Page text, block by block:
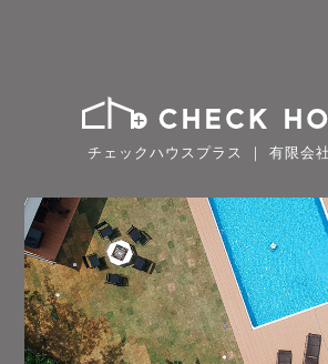
チェックハウスプラス ｜ 有限会